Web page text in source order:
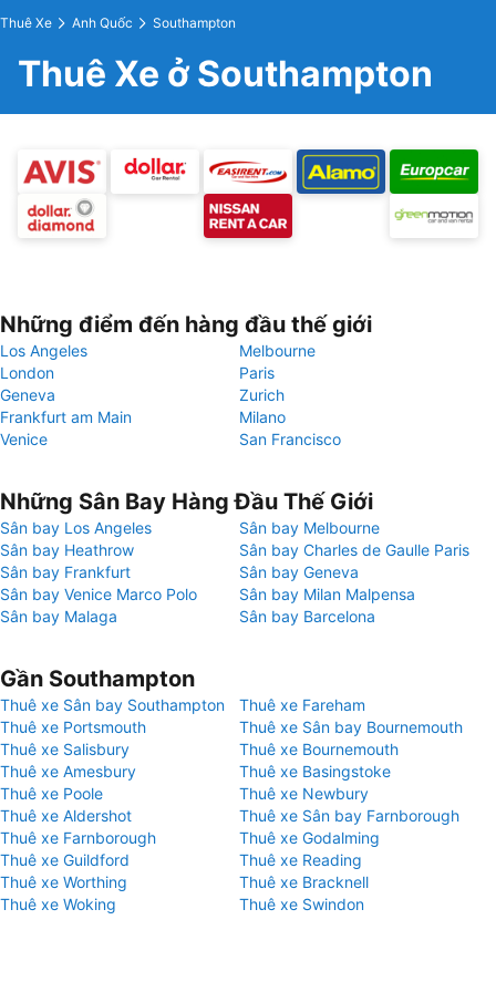
Thuê Xe Anh Quốc Southampton
Thuê Xe ở Southampton
Những điểm đến hàng đầu thế giới
Los Angeles
Melbourne
London
Paris
Geneva
Zurich
Frankfurt am Main
Milano
Venice
San Francisco
Những Sân Bay Hàng Đầu Thế Giới
Sân bay Los Angeles
Sân bay Melbourne
Sân bay Heathrow
Sân bay Charles de Gaulle Paris
Sân bay Frankfurt
Sân bay Geneva
Sân bay Venice Marco Polo
Sân bay Milan Malpensa
Sân bay Malaga
Sân bay Barcelona
Gần Southampton
Thuê xe Sân bay Southampton
Thuê xe Fareham
Thuê xe Portsmouth
Thuê xe Sân bay Bournemouth
Thuê xe Salisbury
Thuê xe Bournemouth
Thuê xe Amesbury
Thuê xe Basingstoke
Thuê xe Poole
Thuê xe Newbury
Thuê xe Aldershot
Thuê xe Sân bay Farnborough
Thuê xe Farnborough
Thuê xe Godalming
Thuê xe Guildford
Thuê xe Reading
Thuê xe Worthing
Thuê xe Bracknell
Thuê xe Woking
Thuê xe Swindon